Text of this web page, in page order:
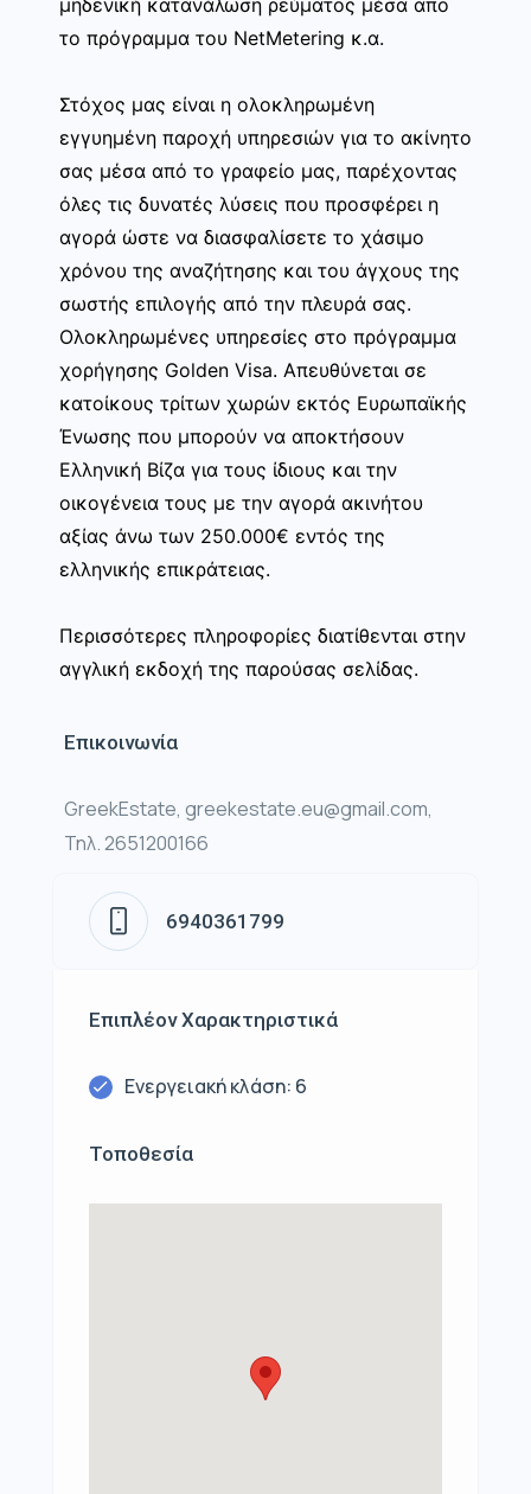
μηδενική κατανάλωση ρεύματος μέσα απο
το πρόγραμμα του NetMetering κ.α.
Στόχος μας είναι η ολοκληρωμένη
εγγυημένη παροχή υπηρεσιών για το ακίνητο
σας μέσα από το γραφείο μας, παρέχοντας
όλες τις δυνατές λύσεις που προσφέρει η
αγορά ώστε να διασφαλίσετε το χάσιμο
χρόνου της αναζήτησης και του άγχους της
σωστής επιλογής από την πλευρά σας.
Ολοκληρωμένες υπηρεσίες στο πρόγραμμα
χορήγησης Golden Visa. Απευθύνεται σε
κατοίκους τρίτων χωρών εκτός Ευρωπαϊκής
Ένωσης που μπορούν να αποκτήσουν
Ελληνική Βίζα για τους ίδιους και την
οικογένεια τους με την αγορά ακινήτου
αξίας άνω των 250.000€ εντός της
ελληνικής επικράτειας.
Περισσότερες πληροφορίες διατίθενται στην
αγγλική εκδοχή της παρούσας σελίδας.
Επικοινωνία
GreekEstate, greekestate.eu@gmail.com,
Τηλ. 2651200166
6940361799
Επιπλέον Χαρακτηριστικά
Ενεργειακή κλάση: 6
Τοποθεσία